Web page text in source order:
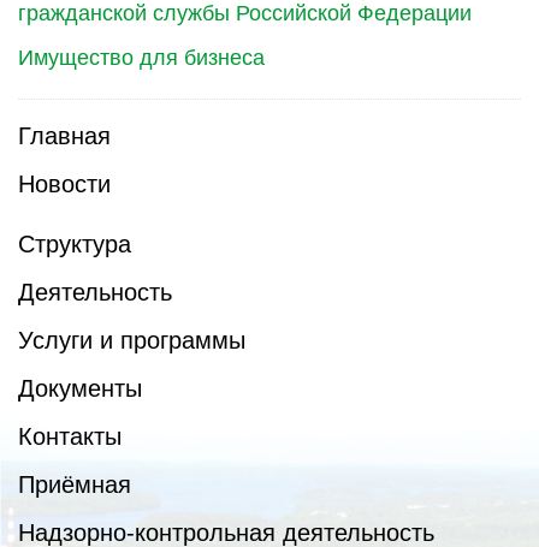
гражданской службы Российской Федерации
Имущество для бизнеса
Главная
Новости
Структура
Деятельность
Услуги и программы
Документы
Контакты
Приёмная
Надзорно-контрольная деятельность